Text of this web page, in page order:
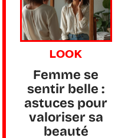
LOOK
Femme se
sentir belle :
astuces pour
valoriser sa
beauté